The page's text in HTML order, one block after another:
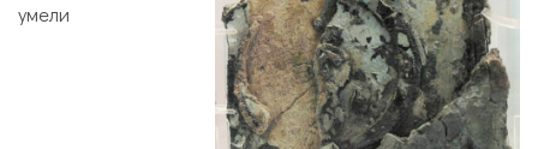
умели